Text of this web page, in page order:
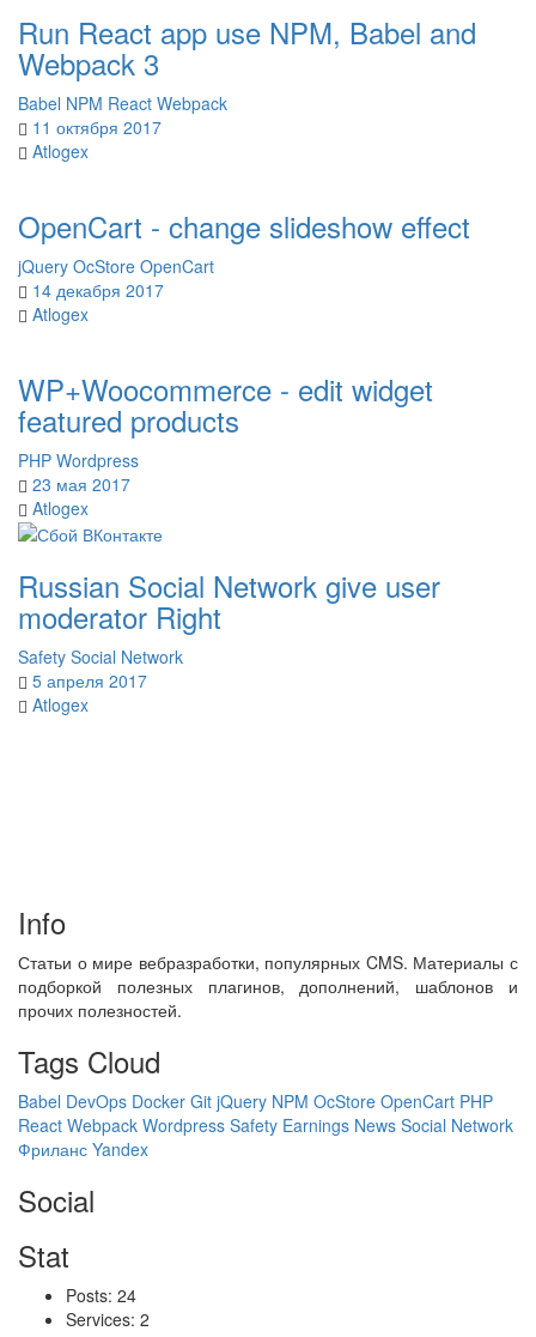
Run React app use NPM, Babel and
Webpack 3
Babel NPM React Webpack
11 октября 2017
Atlogex
OpenCart - change slideshow effect
jQuery OcStore OpenCart
14 декабря 2017
Atlogex
WP+Woocommerce - edit widget
featured products
PHP Wordpress
23 мая 2017
Atlogex
Russian Social Network give user
moderator Right
Safety Social Network
5 апреля 2017
Atlogex
Info
Статьи о мире вебразработки, популярных CMS. Материалы с
подборкой полезных плагинов, дополнений, шаблонов и
прочих полезностей.
Tags Cloud
Babel DevOps Docker Git jQuery NPM OcStore OpenCart PHP
React Webpack Wordpress Safety Earnings News Social Network
Фриланс Yandex
Social
Stat
Posts: 24
Services: 2